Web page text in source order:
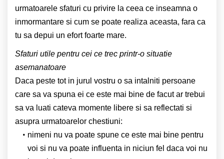
urmatoarele sfaturi cu privire la ceea ce inseamna o
inmormantare si cum se poate realiza aceasta, fara ca
tu sa depui un efort foarte mare.
Sfaturi utile pentru cei ce trec printr-o situatie
asemanatoare
Daca peste tot in jurul vostru o sa intalniti persoane
care sa va spuna ei ce este mai bine de facut ar trebui
sa va luati cateva momente libere si sa reflectati si
asupra urmatoarelor chestiuni:
nimeni nu va poate spune ce este mai bine pentru
voi si nu va poate influenta in niciun fel daca voi nu